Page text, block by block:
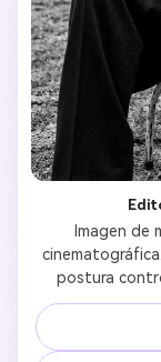
Imagen de
postura